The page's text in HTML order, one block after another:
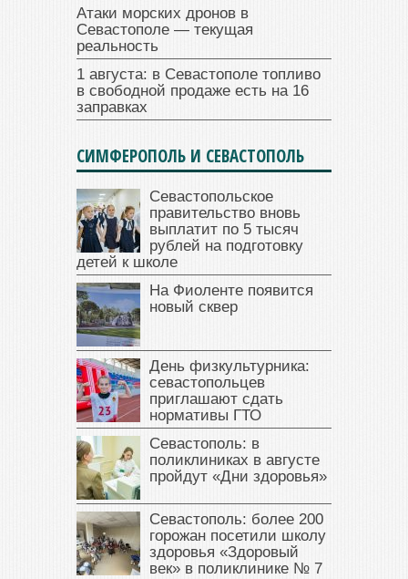
Атаки морских дронов в
Севастополе — текущая
реальность
1 августа: в Севастополе топливо
в свободной продаже есть на 16
заправках
СИМФЕРОПОЛЬ И СЕВАСТОПОЛЬ
Севастопольское
правительство вновь
выплатит по 5 тысяч
рублей на подготовку
детей к школе
На Фиоленте появится
новый сквер
День физкультурника:
севастопольцев
приглашают сдать
нормативы ГТО
Севастополь: в
поликлиниках в августе
пройдут «Дни здоровья»
Севастополь: более 200
горожан посетили школу
здоровья «Здоровый
век» в поликлинике № 7